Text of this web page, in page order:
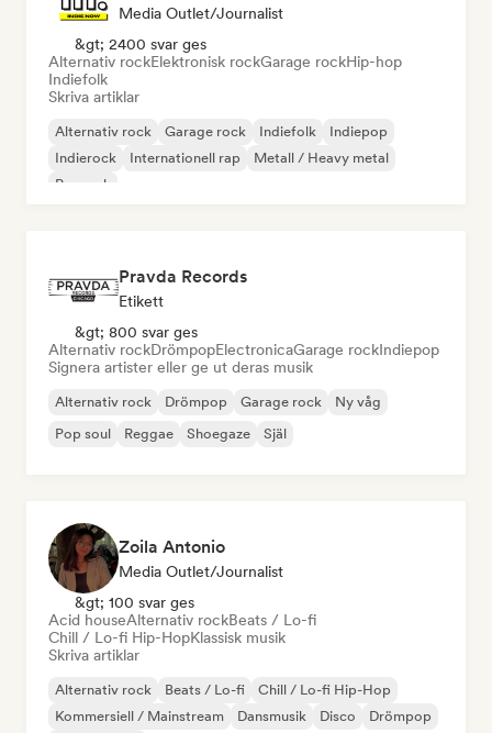
Media Outlet/Journalist
&gt; 2400 svar ges
Alternativ rockElektronisk rockGarage rockHip-hop
Indiefolk
Skriva artiklar
Alternativ rock Garage rock Indiefolk
Indiepop
Indierock
Internationell rap
Metall / Heavy metal
Poprock
Pravda Records
Etikett
&gt; 800 svar ges
Alternativ rockDrömpopElectronicaGarage rockIndiepop
Signera artister eller ge ut deras musik
Alternativ rock Drömpop Garage rock
Ny våg
Pop soul
Reggae Shoegaze Själ
Zoila Antonio
Media Outlet/Journalist
&gt; 100 svar ges
Acid houseAlternativ rockBeats / Lo-fi
Chill / Lo-fi Hip-HopKlassisk musik
Skriva artiklar
Alternativ rock Beats / Lo-fi
Chill / Lo-fi Hip-Hop
Kommersiell / Mainstream
Dansmusik Disco
Drömpop